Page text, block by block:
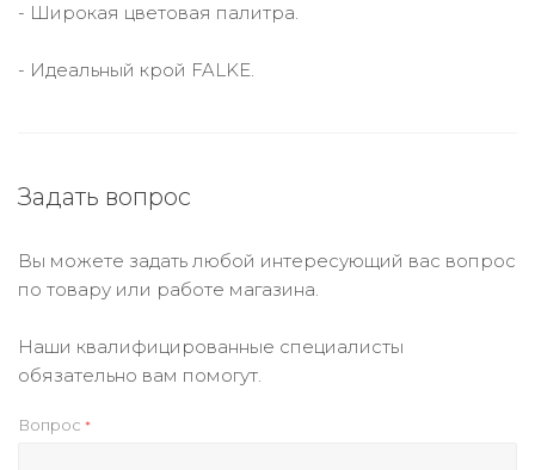
- Широкая цветовая палитра.
- Идеальный крой FALKE.
Задать вопрос
Вы можете задать любой интересующий вас вопрос
по товару или работе магазина.
Наши квалифицированные специалисты
обязательно вам помогут.
Вопрос *